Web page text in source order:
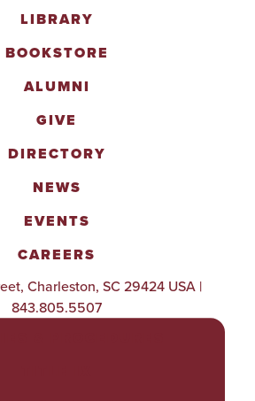
LIBRARY
BOOKSTORE
ALUMNI
GIVE
DIRECTORY
NEWS
EVENTS
CAREERS
Charleston, SC 29424 USA |
843.805.5507